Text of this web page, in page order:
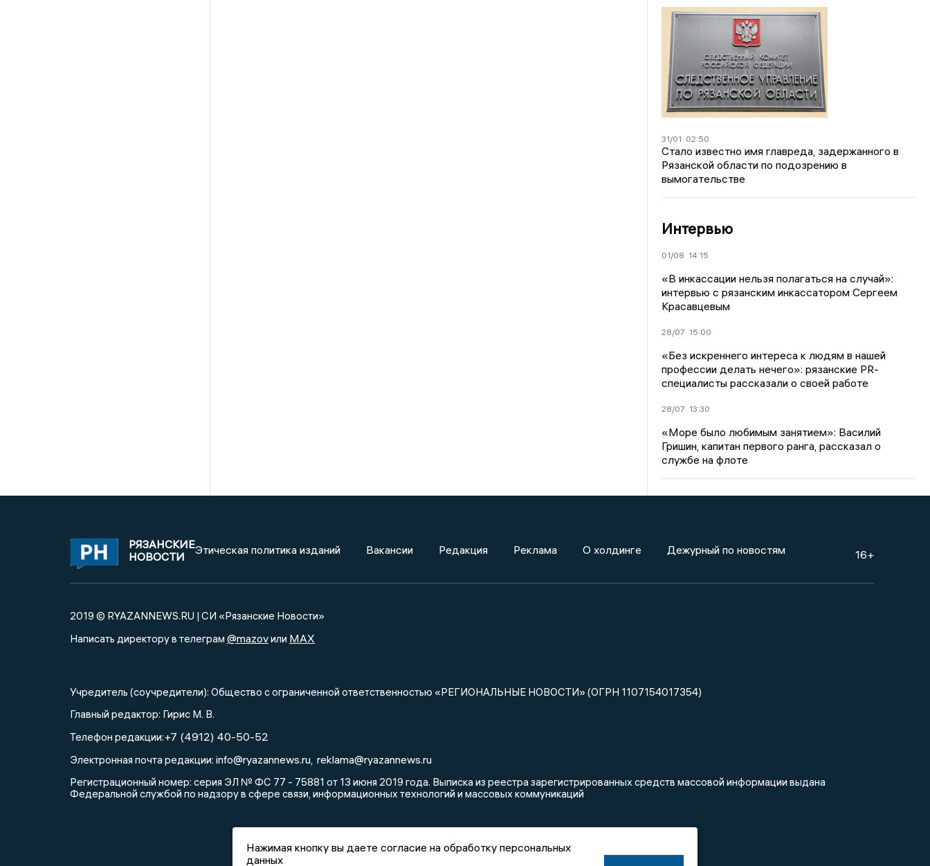
31/01 02:50
Стало известно имя главреда, задержанного в
Рязанской области по подозрению в
вымогательстве
Интервью
01/08 14:15
«В инкассации нельзя полагаться на случай»:
интервью с рязанским инкассатором Сергеем
Красавцевым
28/07 15:00
«Без искреннего интереса к людям в нашей
профессии делать нечего»: рязанские PR-
специалисты рассказали о своей работе
28/07 13:30
«Море было любимым занятием»: Василий
Гришин, капитан первого ранга, рассказал о
службе на флоте
РЯЗАНСКИЕ
НОВОСТИ
Этическая политика изданий Вакансии Редакция Реклама О холдинге Дежурный по новостям 16+
2019 © RYAZANNEWS.RU | СИ «Рязанские Новости»
Написать директору в телеграм @mazovили MAX
Учредитель (соучредители): Общество с ограниченной ответственностью «РЕГИОНАЛЬНЫЕ НОВОСТИ» (ОГРН 1107154017354)
Главный редактор: Гирис М. В.
Телефон редакции:+7 (4912) 40-50-52
Электронная почта редакции: info@ryazannews.ru reklama@ryazannews.ru
Регистрационный номер: серия ЭЛ № ФС 77 - 75881 от 13 июня 2019 года. Выписка из реестра зарегистрированных средств массовой информации выдана
Федеральной службой по надзору в сфере связи, информационных технологий и массовых коммуникаций
Нажимая кнопку вы даете согласие на обработку персональных
данных